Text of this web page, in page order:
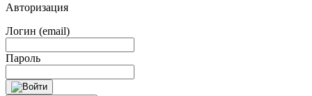
Авторизация
Логин (email)
Пароль